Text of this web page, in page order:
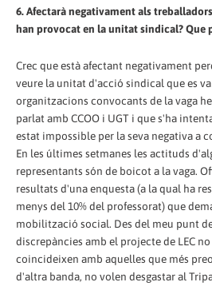
6. Afectarà negativament als
han provocat en la unitat sindical? Que
Crec que està afectant negativament
veure la unitat d'acció sindical que es va
organitzacions convocants de la vaga
parlat amb CCOO i UGT i que s'ha
estat impossible per la seva negativa a
En les últimes setmanes les actituds
representants són de boicot a la vaga.
resultats d'una enquesta (a la qual ha
menys del 10% del professorat) que
mobilització social. Des del meu punt
discrepàncies amb el projecte de LEC
coincideixen amb aquelles que més
d'altra banda, no volen desgastar al